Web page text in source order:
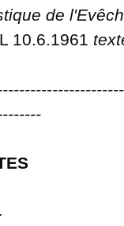
de
10.6.1961